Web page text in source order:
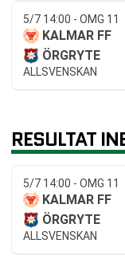
5/7 14:00 - OMG 11
KALMAR FF
ÖRGRYTE
ALLSVENSKAN
RESULTAT
5/7 14:00 - OMG 11
KALMAR FF
ÖRGRYTE
ALLSVENSKAN